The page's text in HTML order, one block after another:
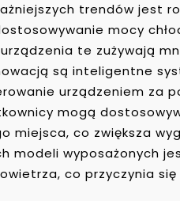
trendów jest
mocy
te zużywają
są inteligentne
urządzeniem za
mogą
miejsca, co zwiększa
modeli wyposażonych
co przyczynia